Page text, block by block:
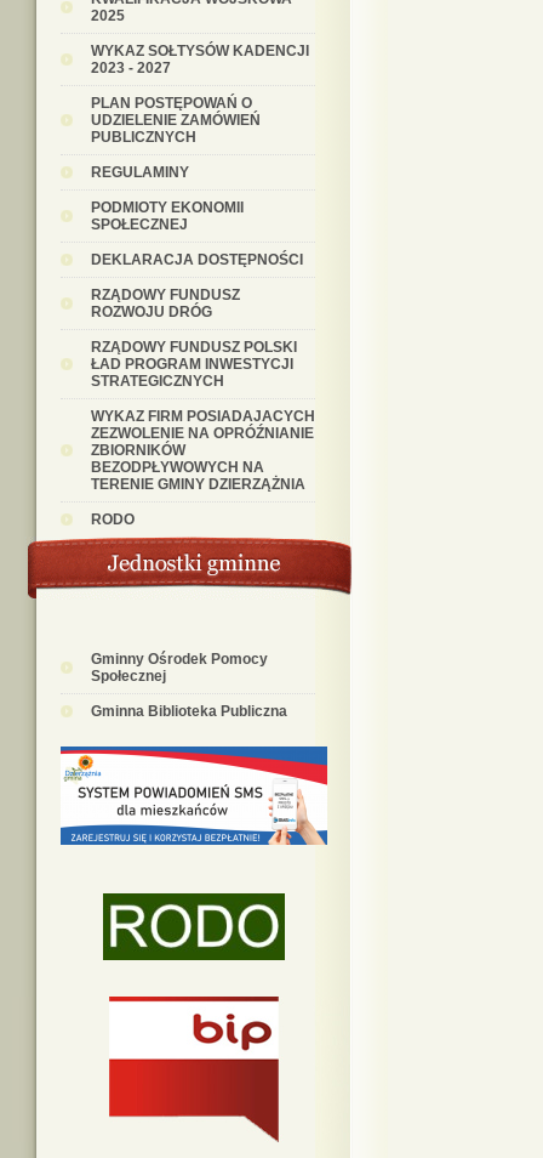
2025
WYKAZ SOŁTYSÓW KADENCJI
2023 - 2027
PLAN POSTĘPOWAŃ O
UDZIELENIE ZAMÓWIEŃ
PUBLICZNYCH
REGULAMINY
PODMIOTY EKONOMII
SPOŁECZNEJ
DEKLARACJA DOSTĘPNOŚCI
RZĄDOWY FUNDUSZ
ROZWOJU DRÓG
RZĄDOWY FUNDUSZ POLSKI
ŁAD PROGRAM INWESTYCJI
STRATEGICZNYCH
WYKAZ FIRM POSIADAJACYCH
ZEZWOLENIE NA OPRÓŹNIANIE
ZBIORNIKÓW
BEZODPŁYWOWYCH NA
TERENIE GMINY DZIERZĄŻNIA
RODO
Gminny Ośrodek Pomocy
Społecznej
Gminna Biblioteka Publiczna